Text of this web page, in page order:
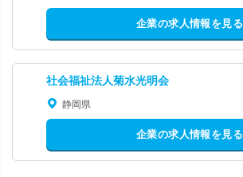
企業の求人情報を見る
社会福祉法人菊水光明会
静岡県
企業の求人情報を見る